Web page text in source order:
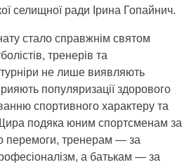
селищної ради Ірина Гопайнич.
стало справжнім святом
тренерів та
турніри не лише виявляють
популяризації здорового
спортивного характеру та
подяка юним спортсменам за
перемоги, тренерам — за
а батькам — за